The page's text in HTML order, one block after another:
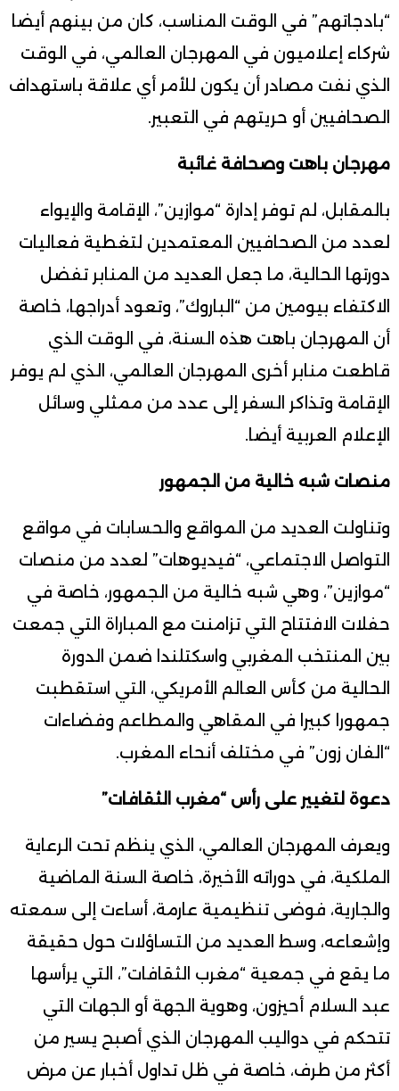
“بادجاتهم” في الوقت المناسب، كان من بينهم أيضا
شركاء إعلاميون في المهرجان العالمي، في الوقت
الذي نفت مصادر أن يكون للأمر أي علاقة باستهداف
الصحافيين أو حريتهم في التعبير.
مهرجان باهت وصحافة غائبة
بالمقابل، لم توفر إدارة “موازين”، الإقامة والإيواء
لعدد من الصحافيين المعتمدين لتغطية فعاليات
دورتها الحالية، ما جعل العديد من المنابر تفضل
الاكتفاء بيومين من “الباروك”، وتعود أدراجها، خاصة
أن المهرجان باهت هذه السنة، في الوقت الذي
قاطعت منابر أخرى المهرجان العالمي، الذي لم يوفر
الإقامة وتذاكر السفر إلى عدد من ممثلي وسائل
الإعلام العربية أيضا.
منصات شبه خالية من الجمهور
وتناولت العديد من المواقع والحسابات في مواقع
التواصل الاجتماعي، “فيديوهات” لعدد من منصات
“موازين”، وهي شبه خالية من الجمهور، خاصة في
حفلات الافتتاح التي تزامنت مع المباراة التي جمعت
بين المنتخب المغربي واسكتلندا ضمن الدورة
الحالية من كأس العالم الأمريكي، التي استقطبت
جمهورا كبيرا في المقاهي والمطاعم وفضاءات
“الفان زون” في مختلف أنحاء المغرب.
دعوة لتغيير على رأس “مغرب الثقافات”
ويعرف المهرجان العالمي، الذي ينظم تحت الرعاية
الملكية، في دوراته الأخيرة، خاصة السنة الماضية
والجارية، فوضى تنظيمية عارمة، أساءت إلى سمعته
وإشعاعه، وسط العديد من التساؤلات حول حقيقة
ما يقع في جمعية “مغرب الثقافات”، التي يرأسها
عبد السلام أحيزون، وهوية الجهة أو الجهات التي
تتحكم في دواليب المهرجان الذي أصبح يسير من
أكثر من طرف، خاصة في ظل تداول أخبار عن مرض